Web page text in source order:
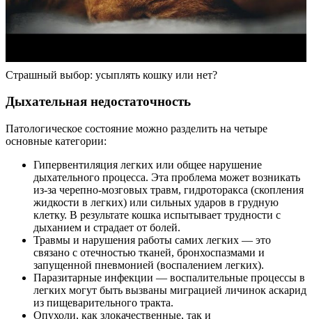
Страшный выбор: усыплять кошку или нет?
Дыхательная недостаточность
Патологическое состояние можно разделить на четыре
основные категории:
Гипервентиляция легких или общее нарушение
дыхательного процесса. Эта проблема может возникать
из-за черепно-мозговых травм, гидроторакса (скопления
жидкости в легких) или сильных ударов в грудную
клетку. В результате кошка испытывает трудности с
дыханием и страдает от болей.
Травмы и нарушения работы самих легких — это
связано с отечностью тканей, бронхоспазмами и
запущенной пневмонией (воспалением легких).
Паразитарные инфекции — воспалительные процессы в
легких могут быть вызваны миграцией личинок аскарид
из пищеварительного тракта.
Опухоли, как злокачественные, так и